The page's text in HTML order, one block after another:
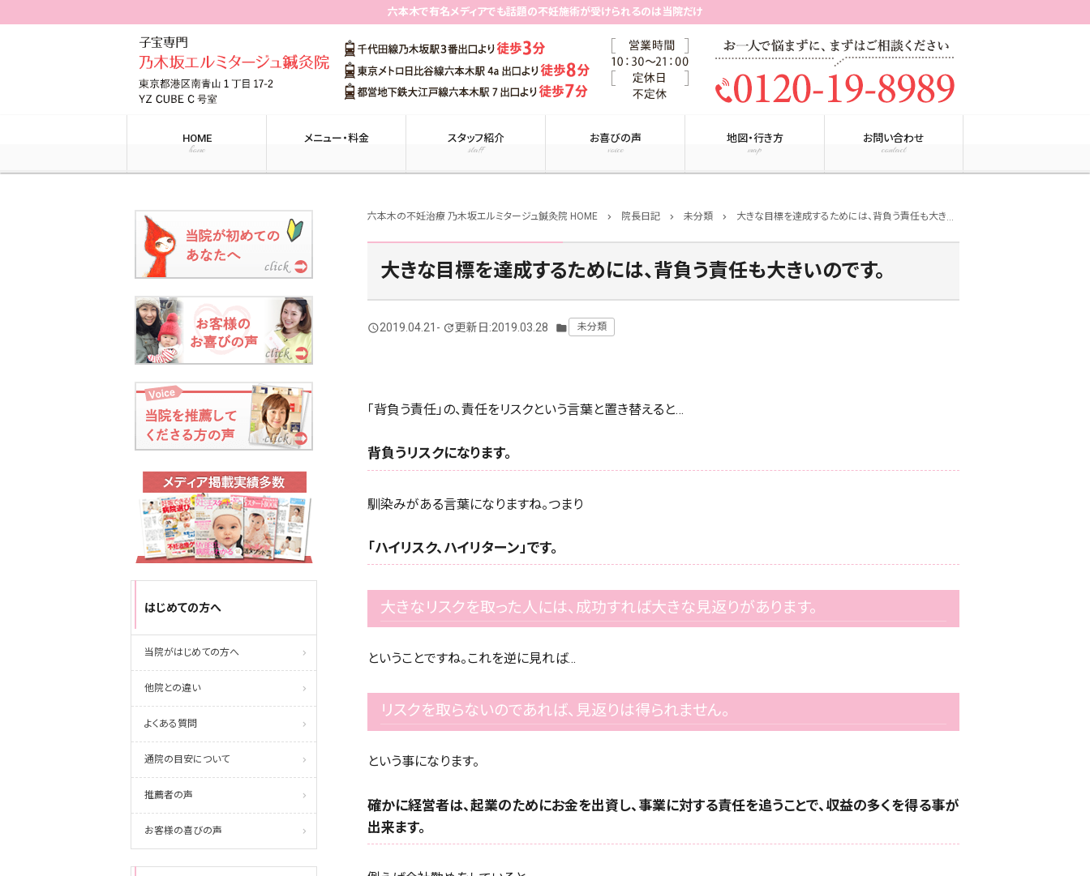
六本木で有名メディアでも話題の不妊施術が受けられるのは当院だけ
HOME
home
メニュー・料金
スタッフ紹介
staff
お喜びの声
voice
地図・行き方
map
お問い合わせ
contact
六本木の不妊治療 乃木坂エルミタージュ鍼灸院 HOME chevron_right 院長日記 chevron_right 未分類 chevron_right 大きな目標を達成するためには、背負う責任も大きいのです。
大きな目標を達成するためには、背負う責任も大きいのです。
query_builder2019.04.21 - update更新日:2019.03.28 folder 未分類
「背負う責任」の、責任をリスクという言葉と置き替えると…
背負うリスクになります。
馴染みがある言葉になりますね。つまり
「ハイリスク、ハイリターン」です。
大きなリスクを取った人には、成功すれば大きな見返りがあります。
ということですね。これを逆に見れば…
リスクを取らないのであれば、見返りは得られません。
という事になります。
確かに経営者は、起業のためにお金を出資し、事業に対する責任を追うことで、収益の多くを得る事が
出来ます。
はじめての方へ
当院がはじめての方へ
他院との違い
よくある質問
通院の目安について
推薦者の声
お客様の喜びの声